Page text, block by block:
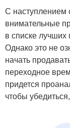
С наступлением
внимательные
в списке
Однако это не
начать
переходное
придется
чтобы